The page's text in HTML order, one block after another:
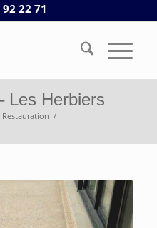
22 71
Les Herbiers
/